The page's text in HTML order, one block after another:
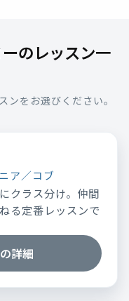
のレッスン一
ンをお選びください。
ア／コブ
クラス分け。仲間
る定番レッスンで
詳細